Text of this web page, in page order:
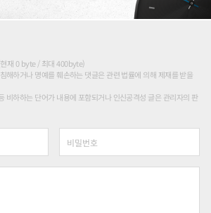
재 0 byte / 최대 400byte)
해하거나 명예를 훼손하는 댓글은 관련 법률에 의해 제재를 받을
비하하는 단어가 내용에 포함되거나 인신공격성 글은 관리자의 판